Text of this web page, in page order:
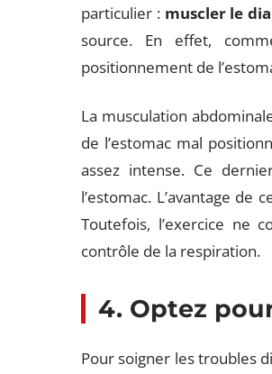
particulier : muscler le
source. En effet,
positionnement de
La musculation
de l’estomac mal
assez intense. Ce
l’estomac. L’avantage
Toutefois, l’exercice ne
contrôle de la respiration.
4. Optez
Pour soigner les troubles